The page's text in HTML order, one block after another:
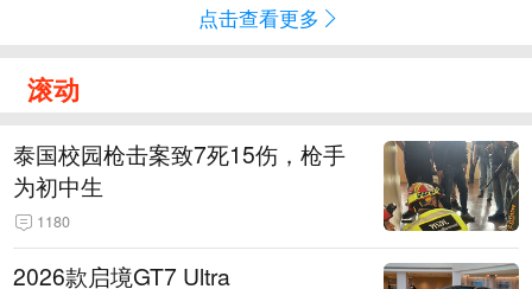
点击查看更多
滚动
泰国校园枪击案致7死15伤，枪手
为初中生
1180
2026款启境GT7 Ultra